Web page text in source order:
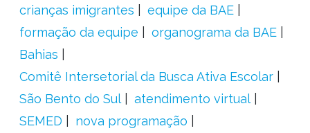
crianças imigrantes
equipe da BAE
formação da equipe
organograma da BAE
Bahias
Comitê Intersetorial da Busca Ativa Escolar
São Bento do Sul
atendimento virtual
SEMED
nova programação